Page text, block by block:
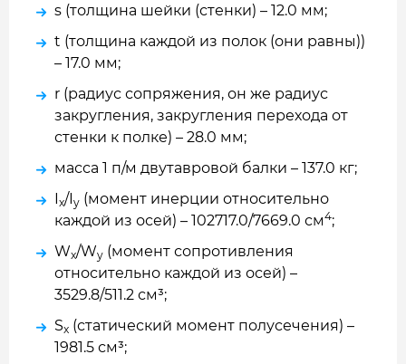
s (толщина шейки (стенки) – 12.0 мм;
t (толщина каждой из полок (они равны))
– 17.0 мм;
r (радиус сопряжения, он же радиус
закругления, закругления перехода от
стенки к полке) – 28.0 мм;
масса 1 п/м двутавровой балки – 137.0 кг;
x/I y (момент инерции относительно
каждой из осей) – 102717.0/7669.0 см4;
Wx/Wy (момент сопротивления
относительно каждой из осей) –
3529.8/511.2 см³;
Sx (статический момент полусечения) –
1981.5 см³;